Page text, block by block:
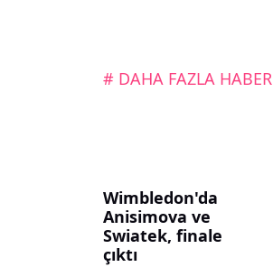
# DAHA FAZLA HABER
Wimbledon'da
Anisimova ve
Swiatek, finale
çıktı